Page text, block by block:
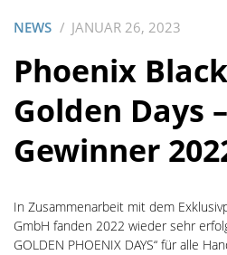
NEWS JANUAR 26, 2023
Phoenix
Golden Days
Gewinner
In Zusammenarbeit mit dem
GmbH fanden 2022 wieder sehr
GOLDEN PHOENIX DAYS“ für alle